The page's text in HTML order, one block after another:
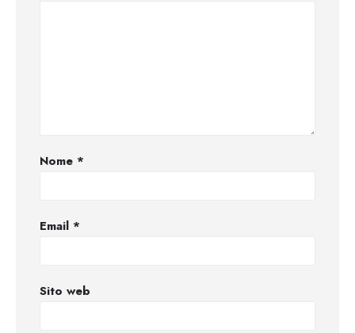
Nome *
Email *
Sito web